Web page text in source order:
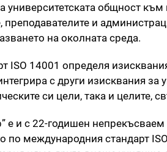
университетската общност
преподавателите и
на околната среда.
ISO 14001 определя
с други изисквания
си цели, така и целите,
е и с 22-годишен
по международния стандарт